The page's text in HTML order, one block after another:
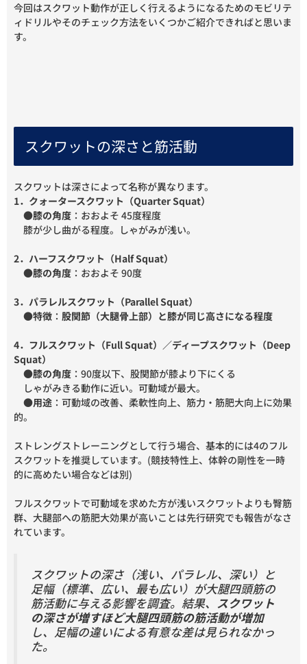
今回はスクワット動作が正しく行えるようになるためのモビリテ
ィドリルやそのチェック方法をいくつかご紹介できればと思いま
す。
スクワットの深さと筋活動
スクワットは深さによって名称が異なります。
1．クォータースクワット（Quarter Squat）
●膝の角度 ：おおよそ 45度程度
膝が少し曲がる程度。しゃがみが浅い。
2．ハーフスクワット（Half Squat）
●膝の角度 ：おおよそ 90度
3．パラレルスクワット（Parallel Squat）
●特徴 ： 股関節（大腿骨上部）と膝が同じ高さになる程度
4．フルスクワット（Full Squat）／ディープスクワット（Deep
Squat）
●膝の角度 ：90度以下、股関節が膝より下にくる
しゃがみきる動作に近い。可動域が最大。
●用途 ：可動域の改善、柔軟性向上、筋力・筋肥大向上に効果
的。
ストレングストレーニングとして行う場合、基本的には4のフル
スクワットを推奨しています。(競技特性上、体幹の剛性を一時
的に高めたい場合などは別)
フルスクワットで可動域を求めた方が浅いスクワットよりも臀筋
群、大腿部への筋肥大効果が高いことは先行研究でも報告がなさ
れています。
スクワットの深さ（浅い、パラレル、深い）と
足幅（標準、広い、最も広い）が大腿四頭筋の
筋活動に与える影響を調査。結果、 スクワット
の深さが増すほど大腿四頭筋の筋活動が増加
し、足幅の違いによる有意な差は見られなかっ
た。